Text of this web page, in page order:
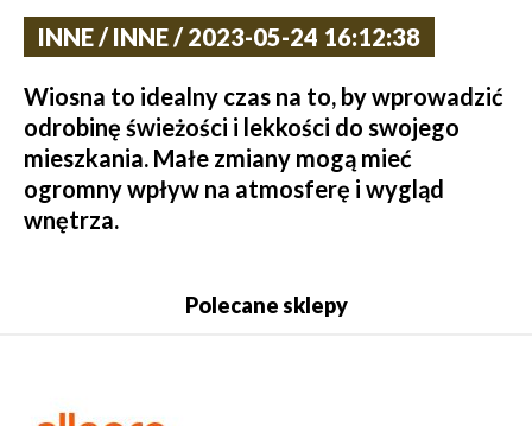
INNE / INNE / 2023-05-24 16:12:38
Wiosna to idealny czas na to, by wprowadzić
odrobinę świeżości i lekkości do swojego
mieszkania. Małe zmiany mogą mieć
ogromny wpływ na atmosferę i wygląd
wnętrza.
Polecane sklepy